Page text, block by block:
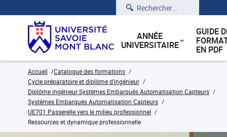
Rechercher
ANNÉE
UNIVERSITAIRE
GUIDE
EN PDF
Accueil
Catalogue des formations
Cycle préparatoire et diplôme d'ingénieur
Diplôme ingénieur Systèmes Embarqués Automatisation Capteurs
Systèmes Embarqués Automatisation Capteurs
UE701 Passerelle vers le milieu professionnel
Ressources et dynamique professionnelle